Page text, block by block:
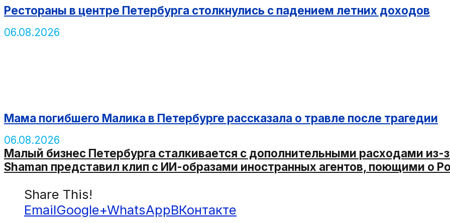
Рестораны в центре Петербурга столкнулись с падением летних доходов
06.08.2026
Мама погибшего Малика в Петербурге рассказала о травле после трагедии
06.08.2026
Малый бизнес Петербурга сталкивается с дополнительными расходами из-
Shaman представил клип с ИИ-образами иностранных агентов, поющими о
Share This!
EmailGoogle+WhatsAppВКонтакте